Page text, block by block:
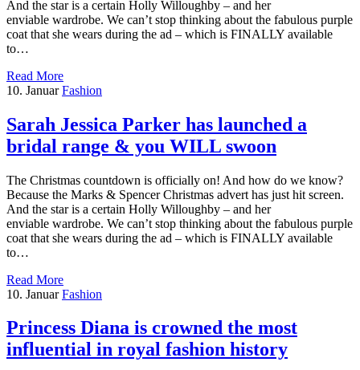
And the star is a certain Holly Willoughby – and her
enviable wardrobe. We can’t stop thinking about the fabulous purple
coat that she wears during the ad – which is FINALLY available
to…
Read More
10. Januar Fashion
Sarah Jessica Parker has launched a
bridal range & you WILL swoon
The Christmas countdown is officially on! And how do we know?
Because the Marks & Spencer Christmas advert has just hit screen.
And the star is a certain Holly Willoughby – and her
enviable wardrobe. We can’t stop thinking about the fabulous purple
coat that she wears during the ad – which is FINALLY available
to…
Read More
10. Januar Fashion
Princess Diana is crowned the most
influential in royal fashion history